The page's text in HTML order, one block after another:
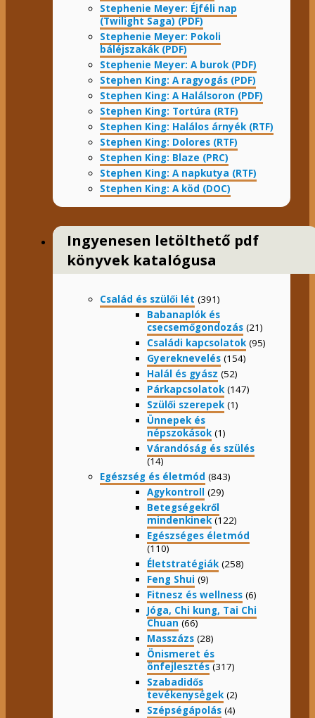
Stephenie Meyer: Éjféli nap
(Twilight Saga) (PDF)
Stephenie Meyer: Pokoli
báléjszakák (PDF)
Stephenie Meyer: A burok (PDF)
Stephen King: A ragyogás (PDF)
Stephen King: A Halálsoron (PDF)
Stephen King: Tortúra (RTF)
Stephen King: Halálos árnyék (RTF)
Stephen King: Dolores (RTF)
Stephen King: Blaze (PRC)
Stephen King: A napkutya (RTF)
Stephen King: A köd (DOC)
Ingyenesen letölthető pdf
könyvek katalógusa
Család és szülői lét (391)
Babanaplók és
csecsemőgondozás (21)
Családi kapcsolatok (95)
Gyereknevelés (154)
Halál és gyász (52)
Párkapcsolatok (147)
Szülői szerepek (1)
Ünnepek és
népszokások (1)
Várandóság és szülés
(14)
Egészség és életmód (843)
Agykontroll
(29)
Betegségekről
mindenkinek (122)
Egészséges életmód
(110)
Életstratégiák (258)
Feng Shui (9)
Fitnesz és wellness (6)
Jóga, Chi kung, Tai Chi
Chuan (66)
Masszázs (28)
Önismeret és
önfejlesztés (317)
Szabadidős
tevékenységek (2)
Szépségápolás (4)